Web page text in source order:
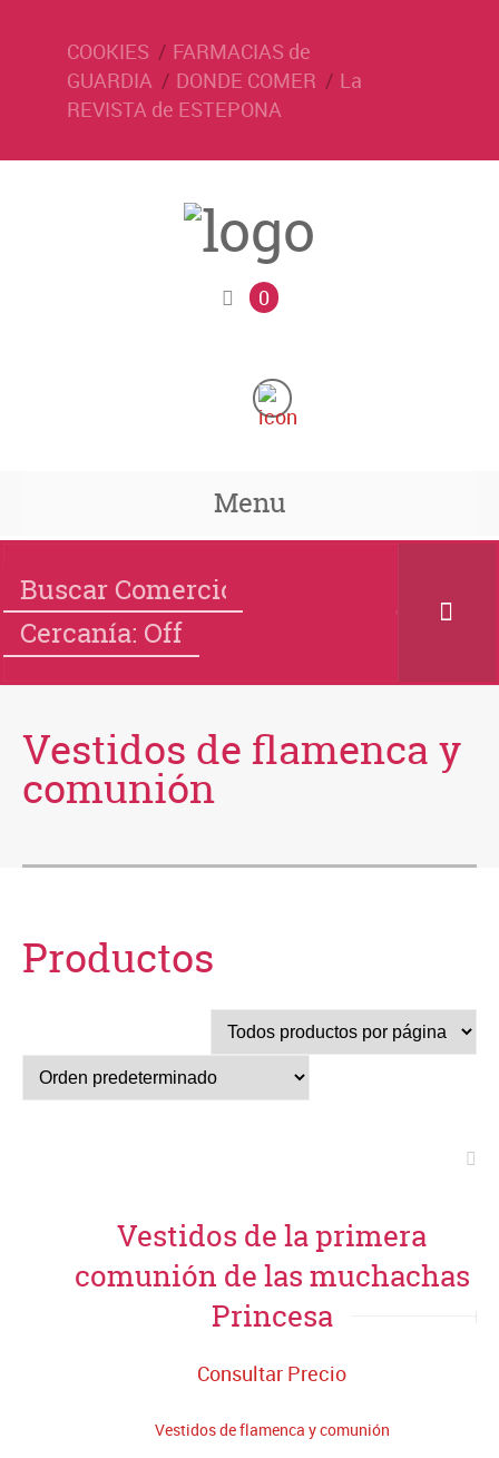
COOKIES
FARMACIAS de
GUARDIA
DONDE COMER
La
REVISTA de ESTEPONA
0
Menu
Cercanía: Off
Vestidos de flamenca y
comunión
Productos
Vestidos de la primera
comunión de las muchachas
Princesa
Consultar Precio
Vestidos de flamenca y comunión